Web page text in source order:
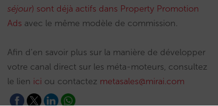
séjour) sont déjà actifs dans Property Promotion
Ads avec le même modèle de commission.
Afin d’en savoir plus sur la manière de développer
votre canal direct sur les méta-moteurs, consultez
le lien ici ou contactez metasales@mirai.com